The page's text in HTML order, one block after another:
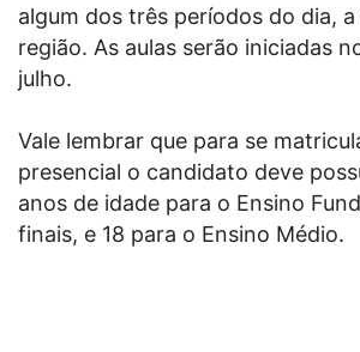
algum dos três períodos do dia,
região. As aulas serão iniciadas
julho.
Vale lembrar que para se
presencial o candidato deve
anos de idade para o Ensino
finais, e 18 para o Ensino Médio.